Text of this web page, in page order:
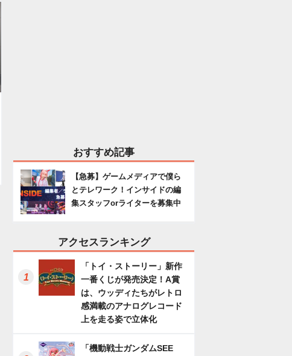
おすすめ記事
【急募】ゲームメディアで僕ら
とテレワーク！インサイドの編
集スタッフorライターを募集中
アクセスランキング
「トイ・ストーリー」新作
一番くじが発売決定！A賞
は、ウッディたちがレトロ
感満載のアナログレコード
上を走る姿で立体化
「機動戦士ガンダムSEE